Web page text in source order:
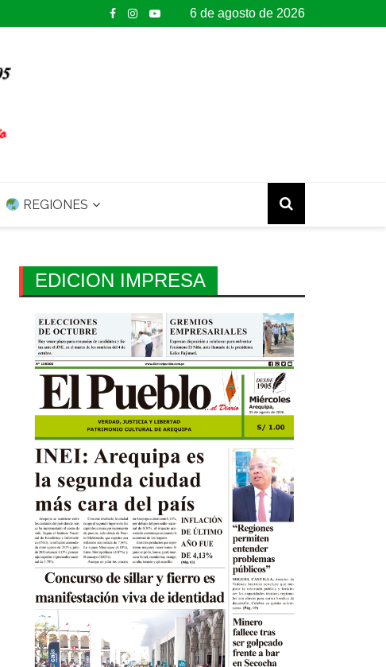
6 de agosto de 2026
REGIONES
EDICION IMPRESA